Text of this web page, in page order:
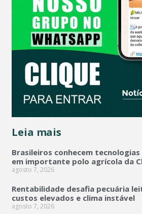
Leia mais
Brasileiros conhecem
em importante polo agrícola da
agosto 7, 2026
Rentabilidade desafia pecuária
custos elevados e clima instável
agosto 7, 2026